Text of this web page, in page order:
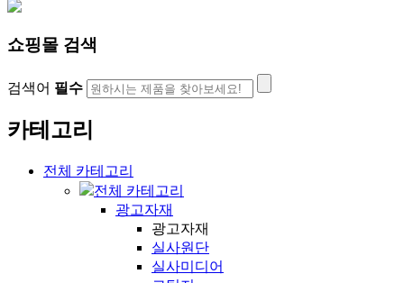
쇼핑몰 검색
검색어 필수
카테고리
전체 카테고리
전체 카테고리
광고자재
광고자재
실사원단
실사미디어